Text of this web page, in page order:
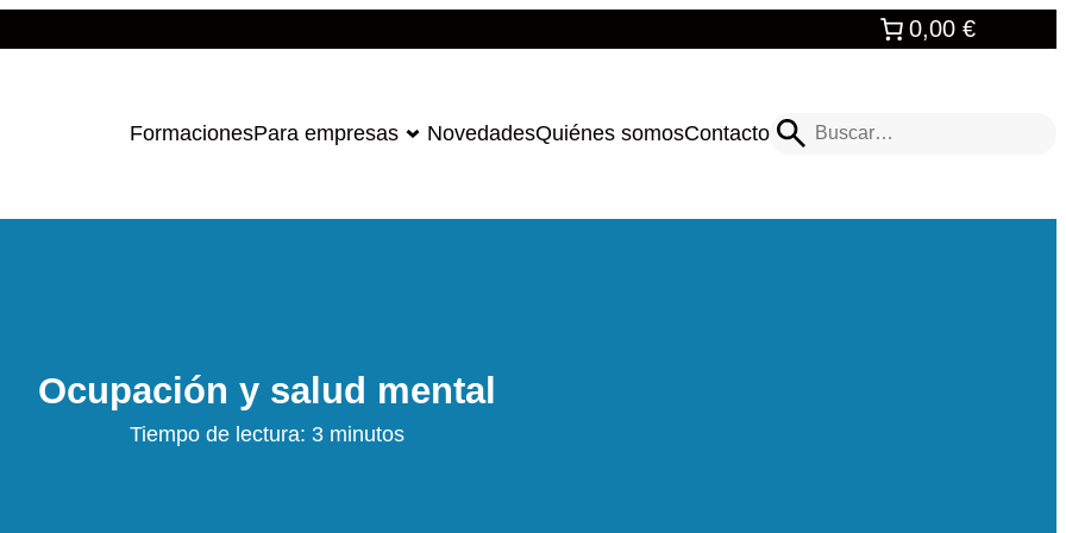
0,00 €
FormacionesPara empresas NovedadesQuiénes somosContactoBuscar
Ocupación y salud mental
Tiempo de lectura: 3 minutos